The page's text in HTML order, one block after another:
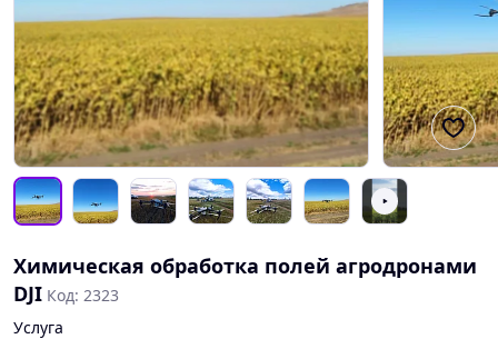
Химическая обработка полей агродронами
DJI Код: 2323
Услуга